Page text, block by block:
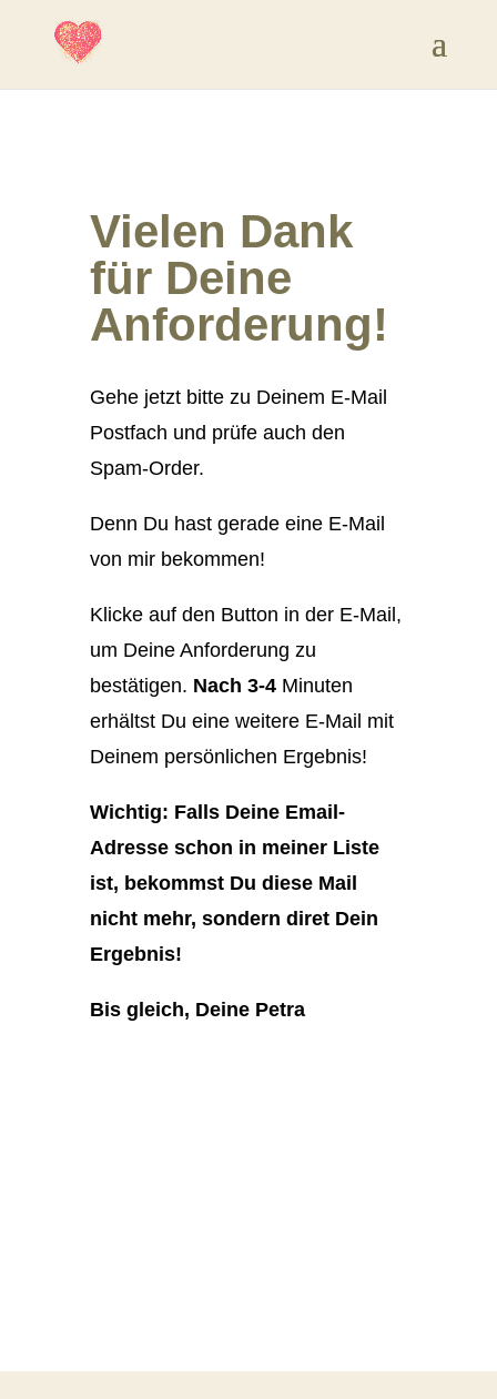
Vielen Dank
für Deine
Anforderung!
Gehe jetzt bitte zu Deinem E-Mail
Postfach und prüfe auch den
Spam-Order.
Denn Du hast gerade eine E-Mail
von mir bekommen!
Klicke auf den Button in der E-Mail,
um Deine Anforderung zu
bestätigen. Nach 3-4Minuten
erhältst Du eine weitere E-Mail mit
Deinem persönlichen Ergebnis!
Wichtig: Falls Deine Email-
Adresse schon in meiner Liste
ist, bekommst Du diese Mail
nicht mehr, sondern diret Dein
Ergebnis!
Bis gleich, Deine Petra